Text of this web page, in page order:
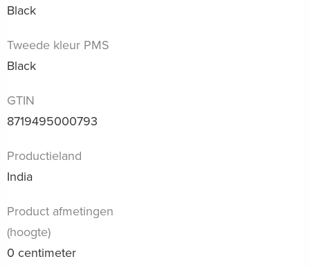
Black
Tweede kleur PMS
Black
GTIN
8719495000793
Productieland
India
Product afmetingen
(hoogte)
0 centimeter